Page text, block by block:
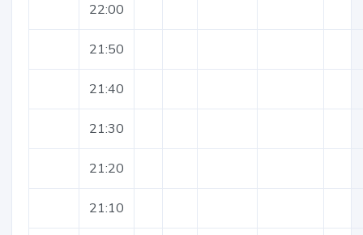
22:00
21:50
21:40
21:30
21:20
21:10